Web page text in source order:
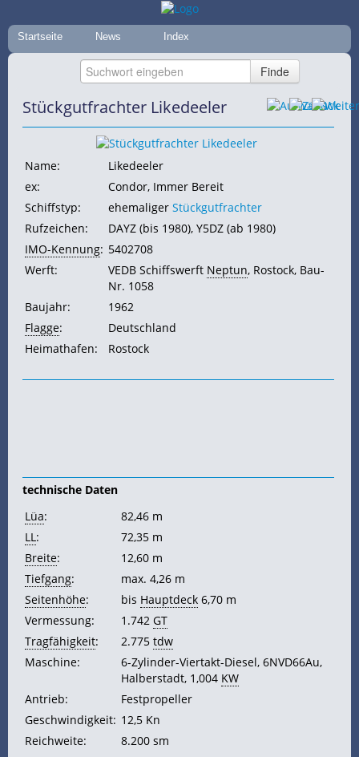
Startseite News Index
Stückgutfrachter Likedeeler
Name:
Likedeeler
ex:
Condor, Immer Bereit
Schiffstyp:
ehemaliger Stückgutfrachter
Rufzeichen:
DAYZ (bis 1980), Y5DZ (ab 1980)
IMO-Kennung: 5402708
Werft:
VEDB Schiffswerft Neptun, Rostock, Bau-
Nr. 1058
Baujahr:
1962
Flagge:
Deutschland
Heimathafen:
Rostock
technische Daten
Lüa:
82,46 m
LL:
72,35 m
Breite:
12,60 m
Tiefgang:
max. 4,26 m
Seitenhöhe: bis Hauptdeck 6,70 m
Vermessung:
1.742 GT
Tragfähigkeit: 2.775 tdw
Maschine:
6-Zylinder-Viertakt-Diesel, 6NVD66Au,
Halberstadt, 1,004 KW
Antrieb:
Festpropeller
Geschwindigkeit: 12,5 Kn
Reichweite:
8.200 sm